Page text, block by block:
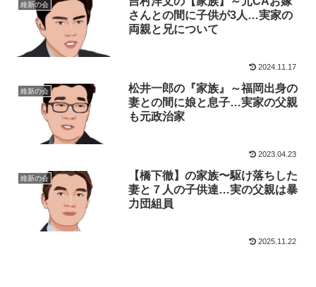
維新の会
さんとの間に子供が3人…実家の
両親と兄について
2024.11.17
維新の会
松井一郎の『家族』～福岡出身の
妻との間に娘と息子…実家の父親
も元政治家
2023.04.23
維新の会
【橋下徹】の家族〜駆け落ちした
妻と７人の子供達…実の父親は暴
力団組員
2025.11.22